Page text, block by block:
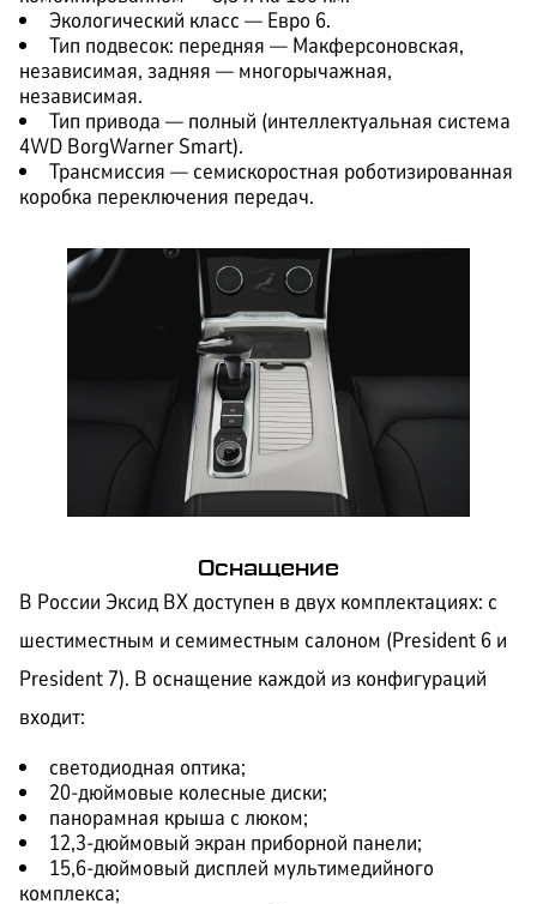
Экологический класс — Евро 6.
Тип подвесок: передняя — Макферсоновская,
независимая, задняя — многорычажная,
независимая.
Тип привода — полный (интеллектуальная система
4WD BorgWarner Smart).
Трансмиссия — семискоростная роботизированная
коробка переключения передач.
Оснащение
В России Эксид ВХ доступен в двух комплектациях: с
шестиместным и семиместным салоном (President 6 и
President 7). В оснащение каждой из конфигураций
входит:
светодиодная оптика;
20-дюймовые колесные диски;
панорамная крыша с люком;
12,3-дюймовый экран приборной панели;
15,6-дюймовый дисплей мультимедийного
комплекса;